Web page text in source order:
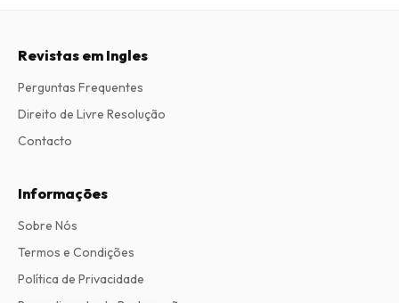
Revistas em Ingles
Perguntas Frequentes
Direito de Livre Resolução
Contacto
Informações
Sobre Nós
Termos e Condições
Política de Privacidade